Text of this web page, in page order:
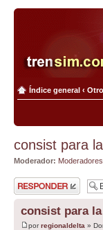
Índice general ‹
consist para
Moderador: Moderadores
Publicar una
respuesta
consist para
porregionaldelta »